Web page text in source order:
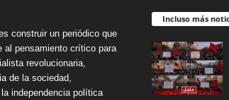
construir un periódico que
al pensamiento crítico para
revolucionaria,
de la sociedad,
independencia política
Incluso más